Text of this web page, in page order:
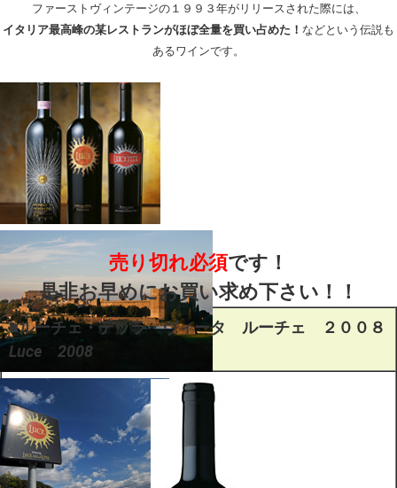
ファーストヴィンテージの１９９３年がリリースされた際には、
イタリア最高峰の某レストランがほぼ全量を買い占めた！ などという伝説も
あるワインです。
売り切れ必須です！
是非お早めにお買い求め下さい！！
■ルーチェ・デッラ・ヴィータ ルーチェ ２００８
Luce 2008